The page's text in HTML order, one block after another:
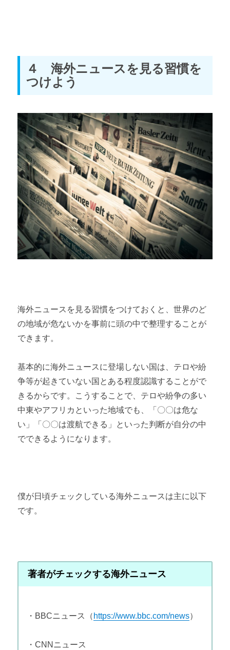
４ 海外ニュースを見る習慣を
つけよう
海外ニュースを見る習慣をつけておくと、世界のど
の地域が危ないかを事前に頭の中で整理することが
できます。
基本的に海外ニュースに登場しない国は、テロや紛
争等が起きていない国とある程度認識することがで
きるからです。こうすることで、テロや紛争の多い
中東やアフリカといった地域でも、「〇〇は危な
い」「〇〇は渡航できる」といった判断が自分の中
でできるようになります。
僕が日頃チェックしている海外ニュースは主に以下
です。
著者がチェックする海外ニュース
・ BBCニュース（ https://www.bbc.com/news）
・CNN ニュース